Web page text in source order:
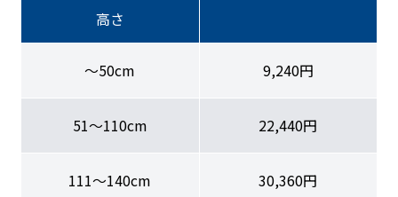
高さ
〜50cm 9,240円
51〜110cm 22,440円
111〜140cm 30,360円